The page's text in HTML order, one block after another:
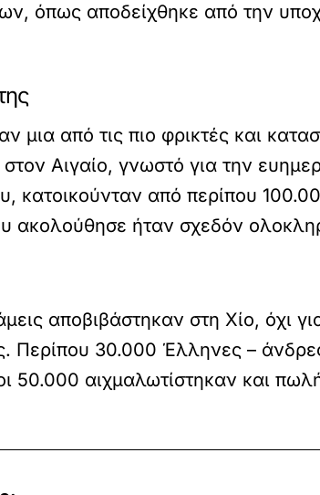
όπως αποδείχθηκε από την
μια από τις πιο φρικτές και
Αιγαίο, γνωστό για την
κατοικούνταν από περίπου
ακολούθησε ήταν σχεδόν
αποβιβάστηκαν στη Χίο, όχι
Περίπου 30.000 Έλληνες –
50.000 αιχμαλωτίστηκαν και